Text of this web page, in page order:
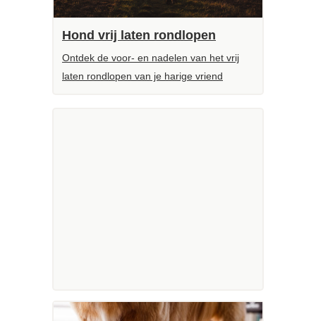
Hond vrij laten rondlopen
Ontdek de voor- en nadelen van het vrij
laten rondlopen van je harige vriend